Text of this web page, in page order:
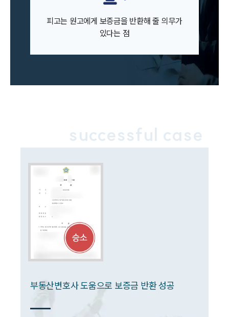
주요 업무사례
사례분석/최신동향
법률정보
법률지식인
구성원 소개
손해배상 · 민사전문변호사
법률 블로그
뉴스레터/브로슈어
피고는 원고에게 보증금을 반환해 줄 의무가
있다는 점
successful case
부동산변호사 도움으로 보증금 반환 성공